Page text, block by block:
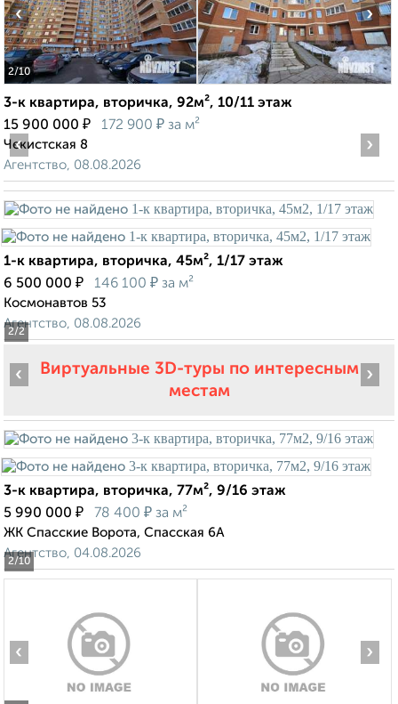
2/10
‹ ›
3-к квартира, вторичка, 92м², 10/11 этаж
15 900 000 ₽ 172 900 ₽ за м²
Чекистская 8
Агентство, 08.08.2026
2/2
‹ ›
1-к квартира, вторичка, 45м², 1/17 этаж
6 500 000 ₽ 146 100 ₽ за м²
Космонавтов 53
Агентство, 08.08.2026
Виртуальные 3D-туры по интересным
местам
2/10
‹ ›
3-к квартира, вторичка, 77м², 9/16 этаж
5 990 000 ₽ 78 400 ₽ за м²
ЖК Спасские Ворота, Спасская 6А
Агентство, 04.08.2026
‹ ›